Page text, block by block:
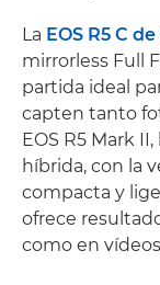
La EOS R5 C
mirrorless Full
partida ideal
capten tanto
EOS R5 Mark
híbrida, con la
compacta y
ofrece
como en